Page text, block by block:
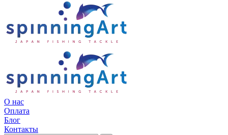
О нас
Оплата
Блог
Контакты